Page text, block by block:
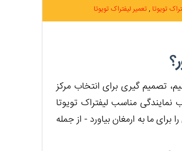
تویوتا تعمیر لیفتراک تویوتا
تصمیم گیری برای انتخاب مرکز
نمایندگی مناسب لیفتراک تویوتا
ما به ارمغان بیاورد - از جمله